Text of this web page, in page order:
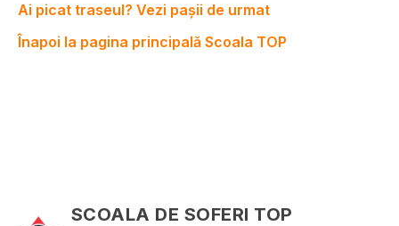
Ai picat traseul? Vezi pașii de urmat
Înapoi la pagina principală Scoala TOP
SCOALA DE SOFERI TOP